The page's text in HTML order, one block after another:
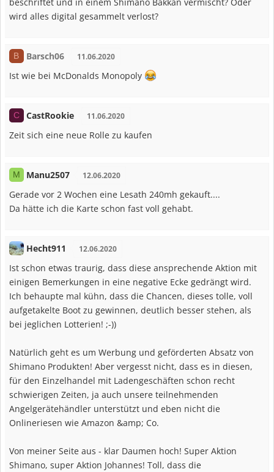
wird alles digital gesammelt verlost?
B Barsch06 11.06.2020
Ist wie bei McDonalds Monopoly
C CastRookie 11.06.2020
Zeit sich eine neue Rolle zu kaufen
M Manu2507 12.06.2020
Gerade vor 2 Wochen eine Lesath 240mh gekauft....
Da hätte ich die Karte schon fast voll gehabt.
Hecht911 12.06.2020
Ist schon etwas traurig, dass diese ansprechende Aktion mit
einigen Bemerkungen in eine negative Ecke gedrängt wird.
Ich behaupte mal kühn, dass die Chancen, dieses tolle, voll
aufgetakelte Boot zu gewinnen, deutlich besser stehen, als
bei jeglichen Lotterien! ;-))
Natürlich geht es um Werbung und geförderten Absatz von
Shimano Produkten! Aber vergesst nicht, dass es in diesen,
für den Einzelhandel mit Ladengeschäften schon recht
schwierigen Zeiten, ja auch unsere teilnehmenden
Angelgerätehändler unterstützt und eben nicht die
Onlineriesen wie Amazon &amp; Co.
Von meiner Seite aus - klar Daumen hoch! Super Aktion
Shimano, super Aktion Johannes! Toll, dass die